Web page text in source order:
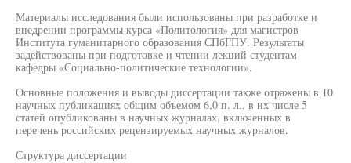
Материалы исследования были использованы при разработке и
внедрении программы курса «Политология» для магистров
Института гуманитарного образования СПбГПУ. Результаты
задействованы при подготовке и чтении лекций студентам
кафедры «Социально-политические технологии».
Основные положения и выводы диссертации также отражены в 10
научных публикациях общим объемом 6,0 п. л., в их числе 5
статей опубликованы в научных журналах, включенных в
перечень российских рецензируемых научных журналов.
Структура диссертации